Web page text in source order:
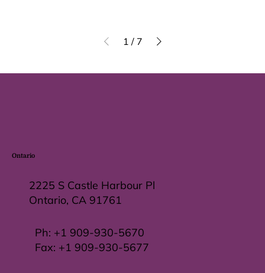
1 / 7
Ph: +1 909-930-5670
Fax: +1 909-930-5677
2225 S Castle Harbour Pl
Ontario, CA 91761
Ontario